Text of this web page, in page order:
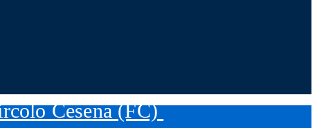
Cesena (FC)